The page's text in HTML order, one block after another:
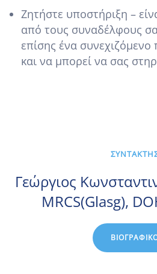
Ζητήστε υποστήριξη –
από τους συναδέλφους
επίσης ένα
και να μπορεί να σας
Γεώργιος
MRCS(Glasg),